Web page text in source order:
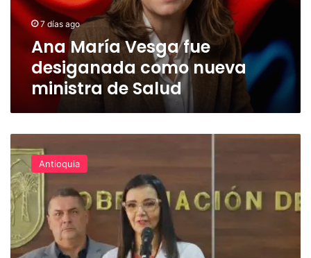
ministra
7 días ago
Ana María Vesga fue
desiganada como nueva
ministra de Salud
Las
EPS
adeudan
8
billones
de
pesos
Antioquia